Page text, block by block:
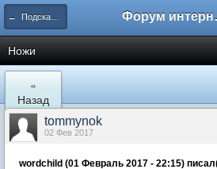
← Подскажите где купить
Ножи
«
Назад
tommynok
02 Фев 2017
wordchild (01 Февраль 2017 - 22:15)